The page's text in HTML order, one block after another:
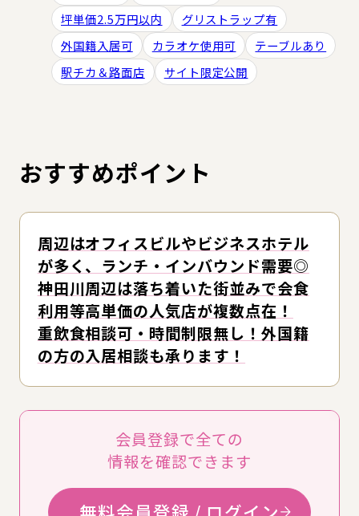
坪単価2.5万円以内
グリストラップ有
外国籍入居可
カラオケ使用可
テーブルあり
駅チカ＆路面店
サイト限定公開
おすすめポイント
周辺はオフィスビルやビジネスホテル
が多く、ランチ・インバウンド需要◎
神田川周辺は落ち着いた街並みで会食
利用等高単価の人気店が複数点在！
重飲食相談可・時間制限無し！外国籍
の方の入居相談も承ります！
会員登録で全ての
情報を確認できます